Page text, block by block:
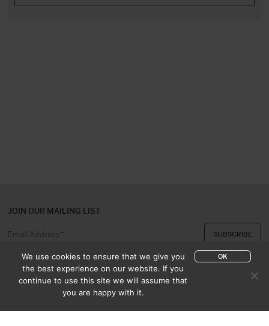
JOIN OUR MAILING LIST
We use cookies to ensure that we give you
the best experience on our website. If you
continue to use this site we will assume that
you are happy with it.
OK